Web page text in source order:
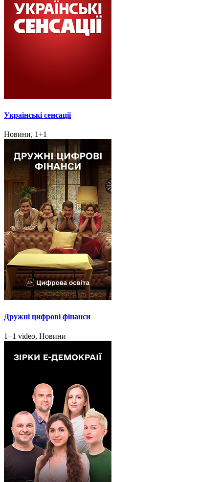
Українські сенсації
Новини, 1+1
Дружні цифрові фінанси
1+1 video, Новини